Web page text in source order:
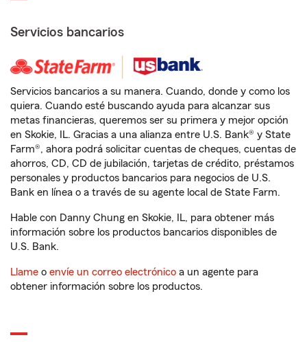
Servicios bancarios
Servicios bancarios a su manera. Cuando, donde y como los
quiera. Cuando esté buscando ayuda para alcanzar sus
metas financieras, queremos ser su primera y mejor opción
en Skokie, IL. Gracias a una alianza entre U.S. Bank® y State
Farm®, ahora podrá solicitar cuentas de cheques, cuentas de
ahorros, CD, CD de jubilación, tarjetas de crédito, préstamos
personales y productos bancarios para negocios de U.S.
Bank en línea o a través de su agente local de State Farm.
Hable con Danny Chung en Skokie, IL, para obtener más
información sobre los productos bancarios disponibles de
U.S. Bank.
Llame o envíe un correo electrónico a un agente para
obtener información sobre los productos.